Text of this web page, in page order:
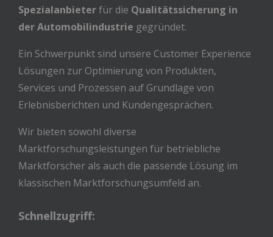
Spezialanbieterfür die Qualitätssicherung in
der Automobilindustrie gegründet.
Ein Schwerpunkt sind unsere Customer Experience
Lösungen zur Optimierung von Produkten,
Services und Prozessen auf Grundlage von
Erlebnisberichten und Kundengesprächen.
Wir bieten sowohl diverse
Marktforschungsleistungen für betriebliche
Marktforscher als auch die passende Lösung im
klassischen Marktforschungsumfeld an.
Schnellzugriff: